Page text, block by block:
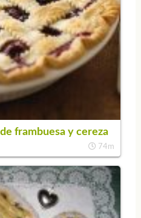
frambuesa y cereza
74m